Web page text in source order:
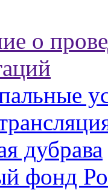
о
дубрава
фонд